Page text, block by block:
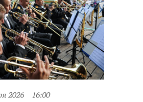
2026 16:00